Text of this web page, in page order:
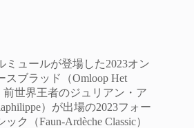
ミュールが登場した2023オン
スブラッド（Omloop Het
前世界王者のジュリアン・ア
）が出場の2023フォー
ク（Faun-Ardèche Classic）